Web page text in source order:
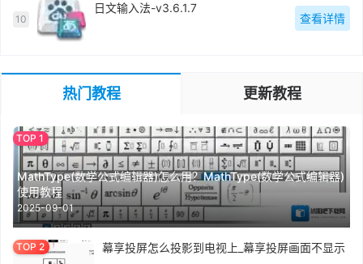
10
日文输入法-v3.6.1.7
查看详情
热门教程 更新教程
MathType(数学公式编辑器)怎么用？MathType(数学公式编辑器)
使用教程
2025-09-01
幕享投屏怎么投影到电视上_幕享投屏画面不显示